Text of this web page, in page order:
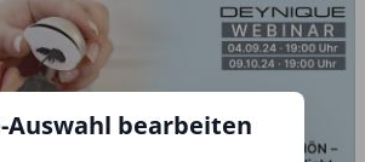
Auswahl bearbeiten